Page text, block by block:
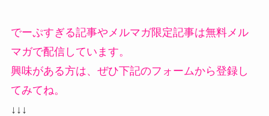
でーぷすぎる記事やメルマガ限定記事は無料メル
マガで配信しています。
興味がある方は、ぜひ下記のフォームから登録し
てみてね。
↓↓↓